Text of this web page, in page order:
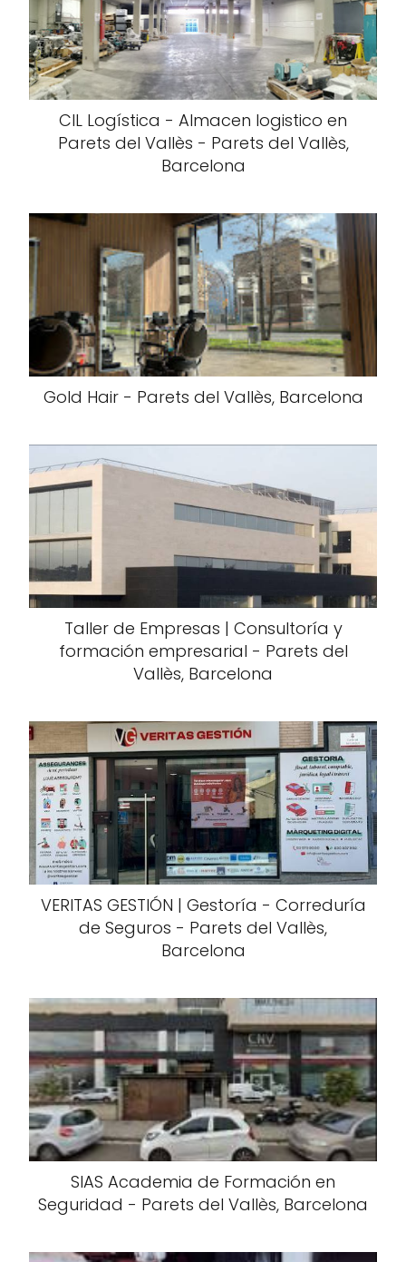
CIL Logística - Almacen logistico en
Parets del Vallès - Parets del Vallès,
Barcelona
Gold Hair - Parets del Vallès, Barcelona
Taller de Empresas | Consultoría y
formación empresarial - Parets del
Vallès, Barcelona
VERITAS GESTIÓN | Gestoría - Correduría
de Seguros - Parets del Vallès,
Barcelona
SIAS Academia de Formación en
Seguridad - Parets del Vallès, Barcelona